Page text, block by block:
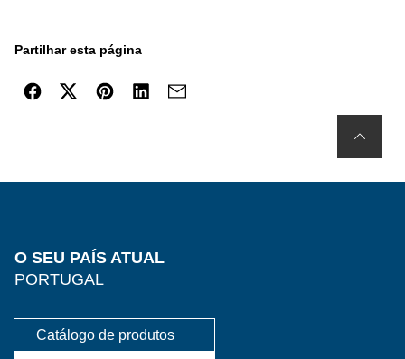
Partilhar esta página
O SEU PAÍS ATUAL
PORTUGAL
Catálogo de produtos